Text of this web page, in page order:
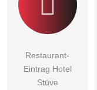
Restaurant-
Eintrag Hotel
Stüve